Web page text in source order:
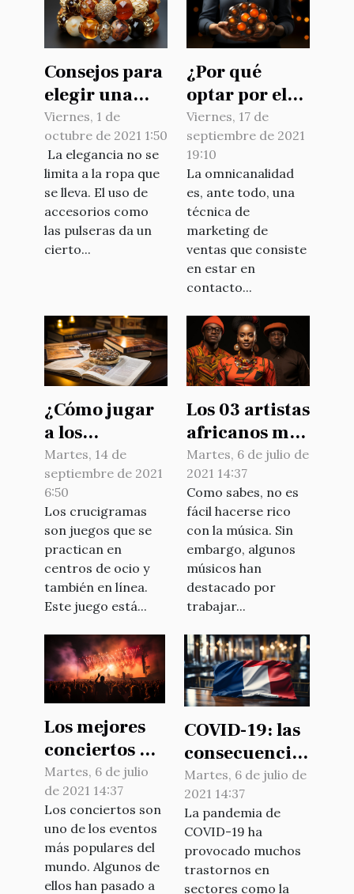
Consejos para
elegir una
pulsera
online
Viernes, 1 de
octubre de 2021 1:50
La elegancia no se
limita a la ropa que
se lleva. El uso de
accesorios como
las pulseras da un
cierto...
¿Por qué
optar por el
servicio
omnicanal de
vocalcom?
Viernes, 17 de
septiembre de 2021
19:10
La omnicanalidad
es, ante todo, una
técnica de
marketing de
ventas que consiste
en estar en
contacto...
¿Cómo jugar
a los
crucigramas?
Martes, 14 de
septiembre de 2021
6:50
Los crucigramas
son juegos que se
practican en
centros de ocio y
también en línea.
Este juego está...
Los 03 artistas
africanos más
ricos en 2021
Martes, 6 de julio de
2021 14:37
Como sabes, no es
fácil hacerse rico
con la música. Sin
embargo, algunos
músicos han
destacado por
trabajar...
Los mejores
conciertos del
mundo
Martes, 6 de julio
de 2021 14:37
Los conciertos son
uno de los eventos
más populares del
mundo. Algunos de
ellos han pasado a
COVID-19: las
consecuencias
en la
economía
francesa
Martes, 6 de julio de
2021 14:37
La pandemia de
COVID-19 ha
provocado muchos
trastornos en
sectores como la